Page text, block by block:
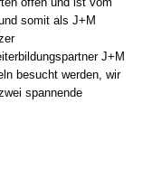
somit als J+M
J+M
besucht werden, wir
spannende